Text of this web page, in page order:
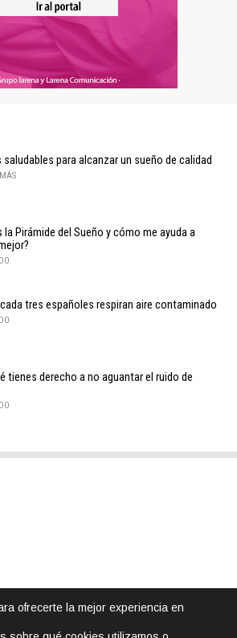
saludables para alcanzar un sueño de calidad
la Pirámide del Sueño y cómo me ayuda a
tres españoles respiran aire contaminado
tienes derecho a no aguantar el ruido de
ofrecerte la mejor experiencia en